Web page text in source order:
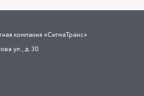
компания «СигмаТранс»
ул., д. 30